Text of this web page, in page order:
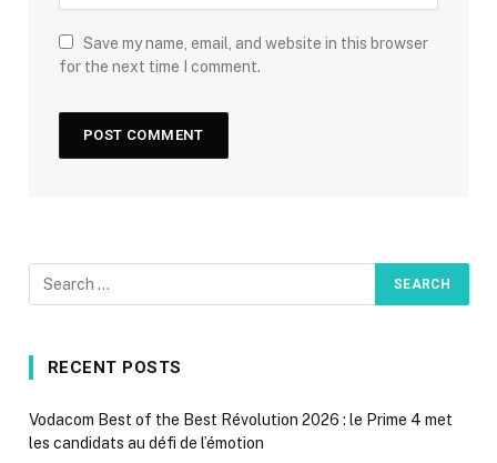
Save my name, email, and website in this browser
for the next time I comment.
RECENT POSTS
Vodacom Best of the Best Révolution 2026 : le Prime 4 met
les candidats au défi de l’émotion